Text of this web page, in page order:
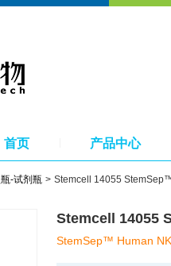
首页 产品中心
-试剂瓶 Stemcell 14055
Stemcell 14055
StemSep™ Human